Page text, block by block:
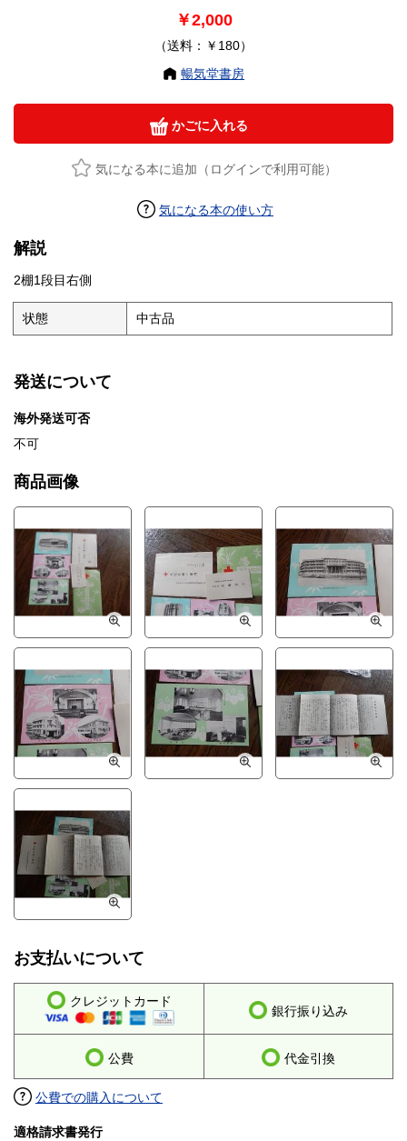
￥2,000
（送料：￥180）
暢気堂書房
かごに入れる
気になる本に追加（ログインで利用可能）
気になる本の使い方
解説
2棚1段目右側
状態 中古品
発送について
海外発送可否
不可
商品画像
お支払いについて
クレジットカード
銀行振り込み
公費 代金引換
公費での購入について
適格請求書発行